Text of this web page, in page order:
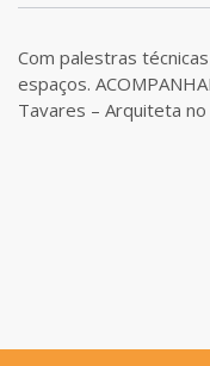
Com palestras
espaços.
Tavares – Arquiteta